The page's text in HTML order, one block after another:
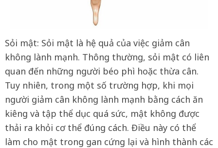
Sỏi mật: Sỏi mật là hệ quả của việc giảm cân
không lành mạnh. Thông thường, sỏi mật có liên
quan đến những người béo phì hoặc thừa cân.
Tuy nhiên, trong một số trường hợp, khi mọi
người giảm cân không lành mạnh bằng cách ăn
kiêng và tập thể dục quá sức, mật không được
thải ra khỏi cơ thể đúng cách. Điều này có thể
làm cho mật trong gan cứng lại và hình thành các